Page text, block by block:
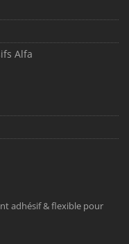
Alfa
adhésif & flexible pour